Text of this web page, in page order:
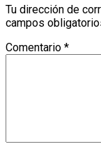
Tu dirección de
campos
Comentario *